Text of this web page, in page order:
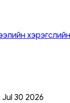
Jul 30 2026